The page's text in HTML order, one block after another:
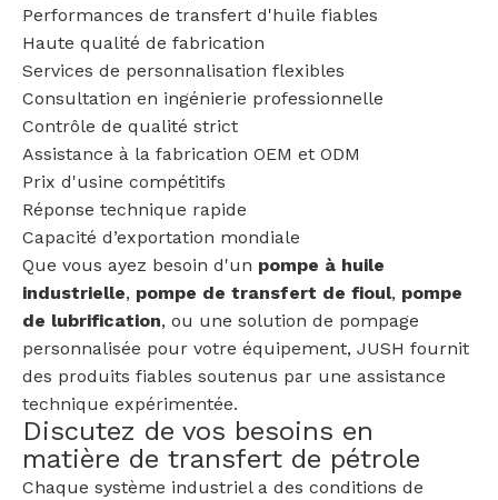
Performances de transfert d'huile fiables
Haute qualité de fabrication
Services de personnalisation flexibles
Consultation en ingénierie professionnelle
Contrôle de qualité strict
Assistance à la fabrication OEM et ODM
Prix ​​d'usine compétitifs
Réponse technique rapide
Capacité d’exportation mondiale
Que vous ayez besoin d'un pompe à huile
industrielle, pompe de transfert de fioul, pompe
de lubrification, ou une solution de pompage
personnalisée pour votre équipement, JUSH fournit
des produits fiables soutenus par une assistance
technique expérimentée.
Discutez de vos besoins en
matière de transfert de pétrole
Chaque système industriel a des conditions de